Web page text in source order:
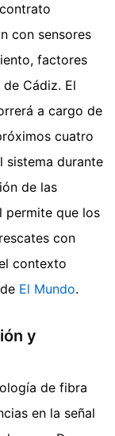
con sensores
factores
Cádiz. El
a cargo de
cuatro
sistema durante
de las
permite que los
con
contexto
El Mundo.
y
de fibra
en la señal